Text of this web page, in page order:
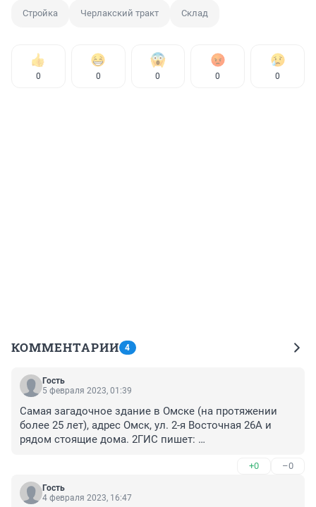
Стройка Черлакский тракт Склад
0 0 0 0 0
КОММЕНТАРИИ 4
Гость
5 февраля 2023, 01:39
Самая загадочное здание в Омске (на протяжении
более 25 лет), адрес Омск, ул. 2-я Восточная 26А и
рядом стоящие дома. 2ГИС пишет:
этим нет. Очень похоже на место принудительного
нахождения людей, помещение тюремного типа!
+0 –0
Гость
4 февраля 2023, 16:47